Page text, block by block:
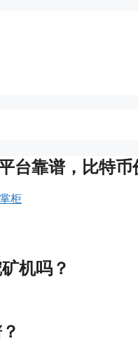
台靠谱，比特
柜
机吗？